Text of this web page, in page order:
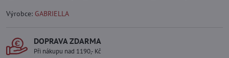
Výrobce: GABRIELLA
DOPRAVA ZDARMA
Při nákupu nad 1190,- Kč